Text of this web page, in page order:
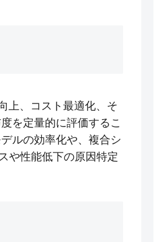
上、コスト最適化、そ
を定量的に評価するこ
ルの効率化や、複合シ
や性能低下の原因特定